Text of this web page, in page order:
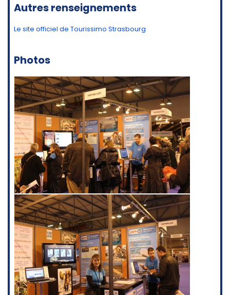
Autres renseignements
Le site officiel de Tourissimo Strasbourg
Photos